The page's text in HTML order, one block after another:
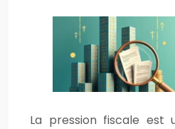
La pression fiscale est